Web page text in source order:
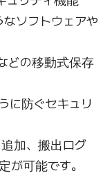
ソフトウェアや
どの移動式保存
に防ぐセキュリ
加、搬出ログ
が可能です。